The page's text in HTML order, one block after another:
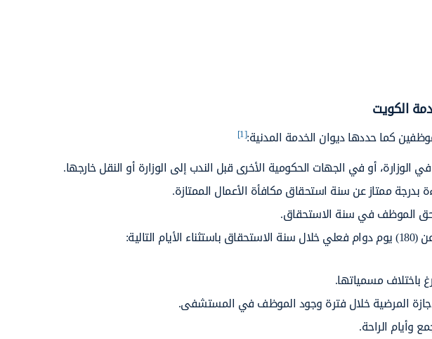
الكويت
كما حددها ديوان الخدمة المدنية:[1]
أو في الجهات الحكومية الأخرى قبل الندب إلى الوزارة أو النقل خارجها.
ممتاز عن سنة استحقاق مكافأة الأعمال الممتازة.
بحق الموظف في سنة الاستحقاق.
باختلاف مسمياتها.
الإجازة المرضية خلال فترة وجود الموظف في المستشفى.
وأيام الراحة.